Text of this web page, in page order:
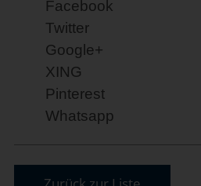
Facebook
Twitter
Google+
XING
Pinterest
Whatsapp